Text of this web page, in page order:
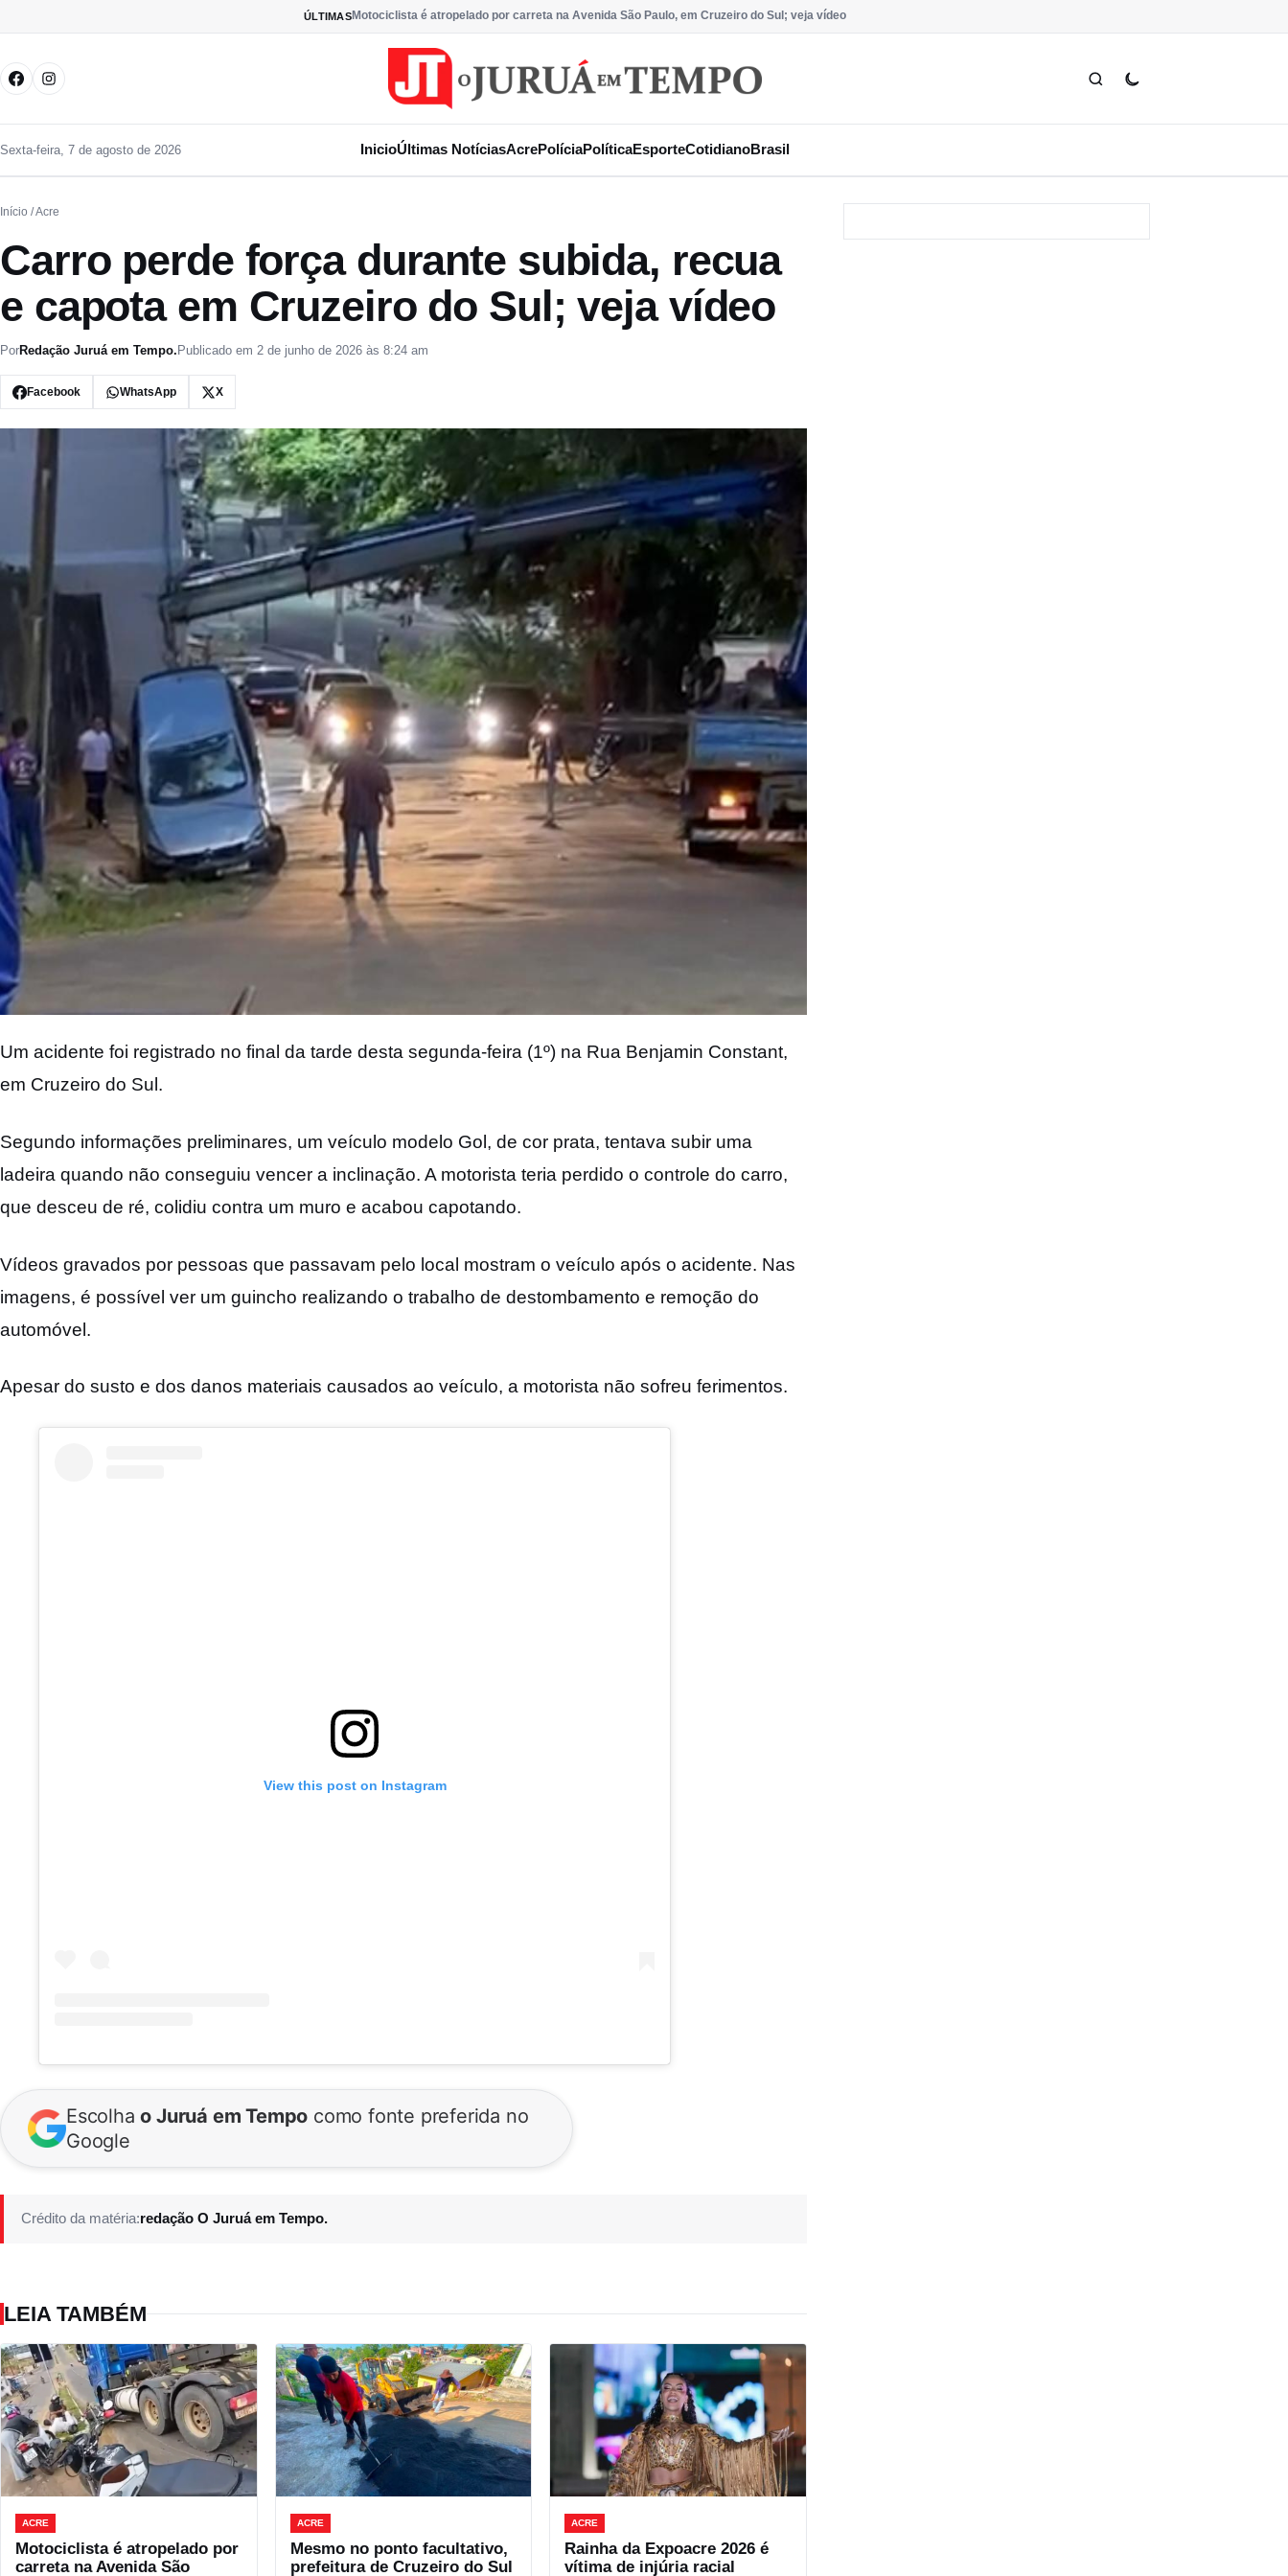
ÚLTIMASMotociclista é atropelado por carreta na Avenida São Paulo, em Cruzeiro do Sul; veja vídeo
Sexta-feira, 7 de agosto de 2026 InicioÚltimas NotíciasAcrePolíciaPolíticaEsporteCotidianoBrasil
Início / Acre
Carro perde força durante subida, recua
e capota em Cruzeiro do Sul; veja vídeo
PorRedação Juruá em Tempo. Publicado em 2 de junho de 2026 às 8:24 am
Facebook WhatsApp X
Um acidente foi registrado no final da tarde desta segunda-feira (1º) na Rua Benjamin Constant,
em Cruzeiro do Sul.
Segundo informações preliminares, um veículo modelo Gol, de cor prata, tentava subir uma
ladeira quando não conseguiu vencer a inclinação. A motorista teria perdido o controle do carro,
que desceu de ré, colidiu contra um muro e acabou capotando.
Vídeos gravados por pessoas que passavam pelo local mostram o veículo após o acidente. Nas
imagens, é possível ver um guincho realizando o trabalho de destombamento e remoção do
automóvel.
Apesar do susto e dos danos materiais causados ao veículo, a motorista não sofreu ferimentos.
View this post on Instagram
Escolhao Juruá em Tempo como fonte preferida no
Google
Crédito da matéria:redação O Juruá em Tempo.
LEIA TAMBÉM
ACRE
Motociclista é atropelado por
carreta na Avenida São
ACRE
Mesmo no ponto facultativo,
prefeitura de Cruzeiro do Sul
ACRE
Rainha da Expoacre 2026 é
vítima de injúria racial